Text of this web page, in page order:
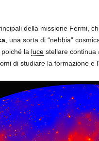
della missione Fermi,
, una sorta di “nebbia”
la lucestellare continua
di studiare la formazione e